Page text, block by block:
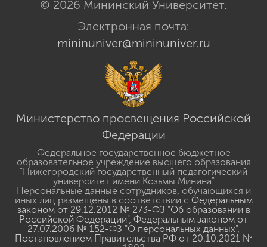
© 2026 Мининский Университет.
Электронная почта:
mininuniver@mininuniver.ru
Министерство просвещения Российской
Федерации
Федеральное государственное бюджетное
образовательное учреждение высшего образования
"Нижегородский государственный педагогический
университет имени Козьмы Минина"
Персональные данные сотрудников, обучающихся и
иных лиц размещены в соответствии с Федеральным
законом от 29.12.2012 № 273-ФЗ "Об образовании в
Российской Федерации", Федеральным законом от
27.07.2006 № 152-ФЗ "О персональных данных",
Постановлением Правительства РФ от 20.10.2021 №